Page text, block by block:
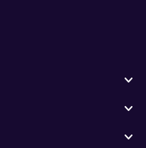
expand_more
expand_more
expand_more